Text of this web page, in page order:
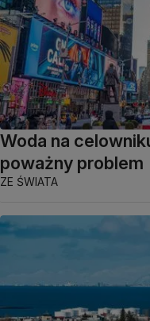
Woda na
poważny problem
ZE ŚWIATA